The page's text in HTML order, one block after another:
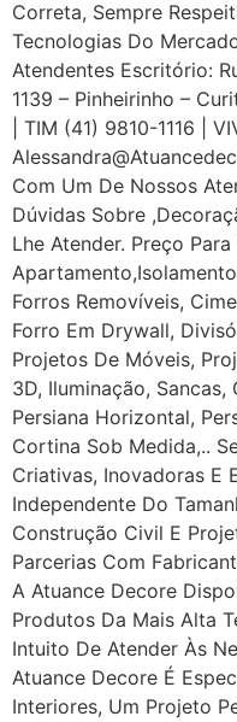
Correta, Sempre
Tecnologias Do
Atendentes Escritório:
1139 – Pinheirinho –
| TIM (41) 9810-1116 |
Com Um De Nossos
Dúvidas Sobre
Lhe Atender. Preço
Forros Removíveis,
Forro Em Drywall,
Projetos De Móveis,
3D, Iluminação, Sancas,
Persiana Horizontal,
Cortina Sob Medida,..
Criativas, Inovadoras E
Independente Do
Construção Civil E
Parcerias Com
A Atuance Decore
Produtos Da Mais Alta
Intuito De Atender Às
Atuance Decore É
Interiores, Um Projeto